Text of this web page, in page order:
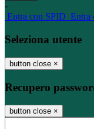
-
Entra con SPID Entra
Seleziona utente
button close ×
Recupero
button close ×